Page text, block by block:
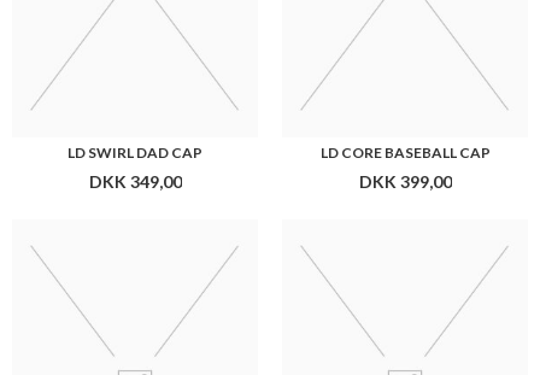
LD SWIRL DAD CAP
DKK 349,00
LD CORE BASEBALL CAP
DKK 399,00